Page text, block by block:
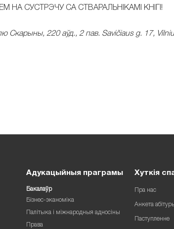
НА СУСТРЭЧУ СА СТВАРАЛЬНІКАМІ КНІГІ!
Скарыны, 220 аўд., 2 пав. Savičiaus g. 17,
Адукацыйныя праграмы
Бакалаўр
Бізнес-эканоміка
Палітыка і міжнародныя адносіны
Права
Хуткія
Пра нас
Анкета
Паступленне